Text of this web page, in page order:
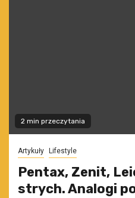
2 min przeczytania
Artykuły Lifestyle
Pentax, Zenit,
strych. Analogi